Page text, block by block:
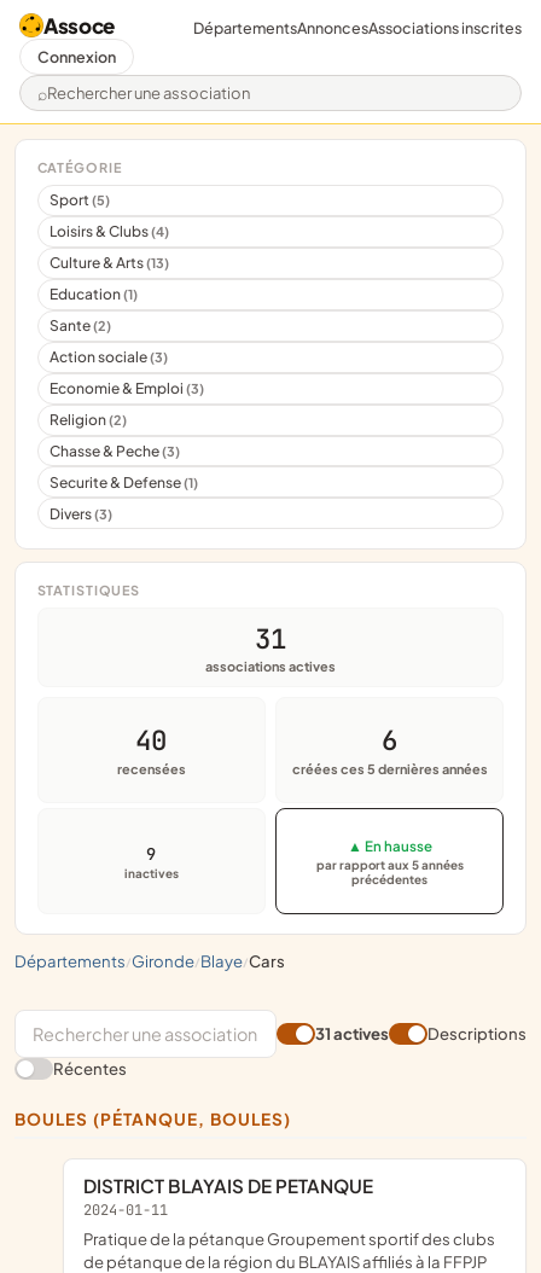
Assoce
Rechercher une association
DépartementsAnnoncesAssociations inscrites
Connexion
départements/ gironde/ blaye/ cars
CATÉGORIE
Sport(5)
Loisirs & Clubs(4)
Culture & Arts(13)
Education(1)
Sante(2)
Action sociale(3)
Economie & Emploi(3)
Religion(2)
Chasse & Peche(3)
Securite & Defense(1)
Divers(3)
STATISTIQUES
31
associations actives
40
recensées
6
créées ces 5 dernières années
9
inactives
▲ En hausse
par rapport aux 5 années
précédentes
31 actives
Descriptions
Récentes
BOULES (PÉTANQUE, BOULES)
DISTRICT BLAYAIS DE PETANQUE
2024-01-11
pratique de la pétanque Groupement sportif des clubs
de pétanque de la région du BLAYAIS affiliés à la FFPJP